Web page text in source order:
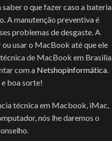
saber o que fazer caso a bateria
A manutenção preventiva é
problemas de desgaste. A
usar o MacBook até que ele
de MacBook em Brasilia
com a Netshopinformática.
boa sorte!
técnica em Macbook, iMac,
nós lhe daremos o